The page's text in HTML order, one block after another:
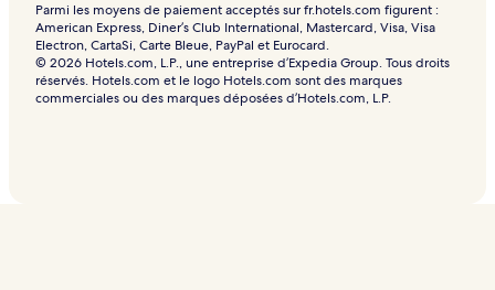
Parmi les moyens de paiement acceptés sur fr.hotels.com figurent :
American Express, Diner’s Club International, Mastercard, Visa, Visa
Electron, CartaSi, Carte Bleue, PayPal et Eurocard.
© 2026 Hotels.com, L.P., une entreprise d’Expedia Group. Tous droits
réservés. Hotels.com et le logo Hotels.com sont des marques
commerciales ou des marques déposées d’Hotels.com, L.P.